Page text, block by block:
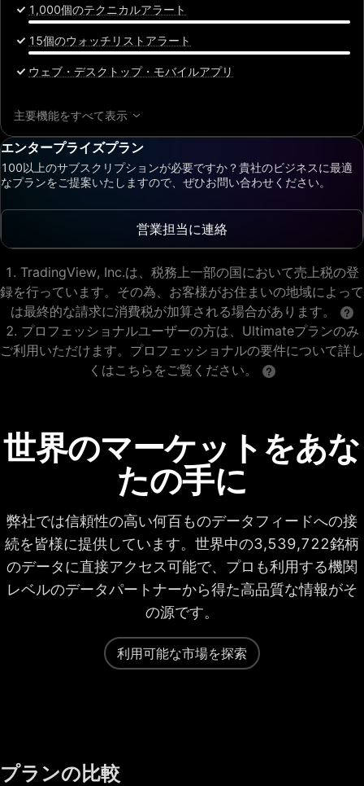
1,000個のテクニカルアラート
15個のウォッチリストアラート
ウェブ・デスクトップ・モバイルアプリ
主要機能をすべて表示
エンタープライズプラン
100以上のサブスクリプションが必要ですか？貴社のビジネスに最適
なプランをご提案いたしますので、ぜひお問い合わせください。
営業担当に連絡
TradingView, Inc.は、税務上一部の国において売上税の登
録を行っています。その為、お客様がお住まいの地域によって
は最終的な請求に消費税が加算される場合があります。
プロフェッショナルユーザーの方は、Ultimateプランのみ
ご利用いただけます。プロフェッショナルの要件について詳し
くはこちらをご覧ください。
世界のマーケットをあな
たの手に
弊社では信頼性の高い何百ものデータフィードへの接
続を皆様に提供しています。世界中の3,539,722銘柄
のデータに直接アクセス可能で、プロも利用する機関
レベルのデータパートナーから得た高品質な情報がそ
の源です。
利用可能な市場を探索
プランの比較